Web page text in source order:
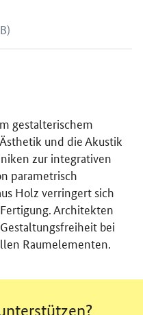
gestalterischem
und die Akustik
zur integrativen
parametrisch
Holz verringert sich
Architekten
bei
Raumelementen.